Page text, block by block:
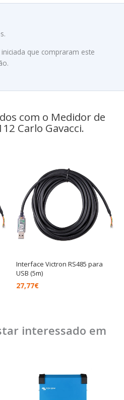
que compraram este
com o Medidor de
Carlo Gavacci.
Interface Victron RS485 para
USB (5m)
27,77€
interessado em